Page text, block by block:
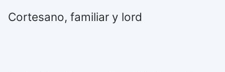
Cortesano, familiar y lord